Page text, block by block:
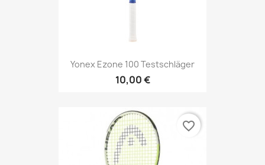
Yonex Ezone 100 Testschläger
10,00 €
favorite_border